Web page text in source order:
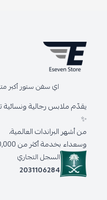
اي سفن ستور أكبر
يقدّم ملابس رجالية ونسائية
✨
من أشهر البراندات العالمية،
وسعداء بخدمة أكثر من 300,000 عميل حول المملكة.
السجل التجاري
2031106284